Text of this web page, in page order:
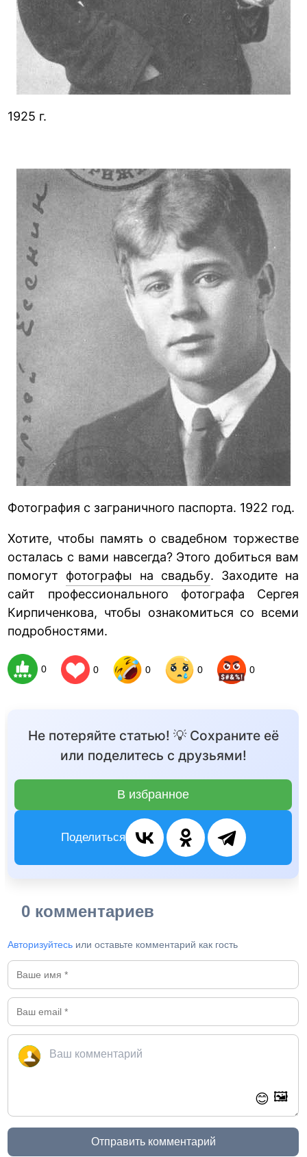
1925 г.
Фотография с заграничного паспорта. 1922 год.
Хотите, чтобы память о свадебном торжестве
осталась с вами навсегда? Этого добиться вам
помогут фотографы на свадьбу. Заходите на
сайт профессионального фотографа Сергея
Кирпиченкова, чтобы ознакомиться со всеми
подробностями.
0 0 0 0 0
Не потеряйте статью! 💡 Сохраните её
или поделитесь с друзьями!
В избранное
Поделиться
0 комментариев
Авторизуйтесь или оставьте комментарий как гость
😊 🖼️
Отправить комментарий